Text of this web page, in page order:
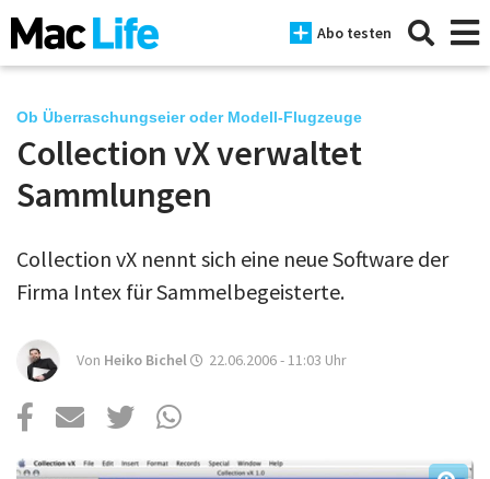
Abo testen
News
Mac
Tests
Tipps
Ob Überraschungseier oder Modell-Flugzeuge
Collection vX verwaltet
Sammlungen
Collection vX nennt sich eine neue Software der
Firma Intex für Sammelbegeisterte.
Von Heiko Bichel 22.06.2006 - 11:03 Uhr